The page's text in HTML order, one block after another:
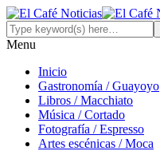
Menu
Inicio
Gastronomía / Guayoyo
Libros / Macchiato
Música / Cortado
Fotografía / Espresso
Artes escénicas / Moca